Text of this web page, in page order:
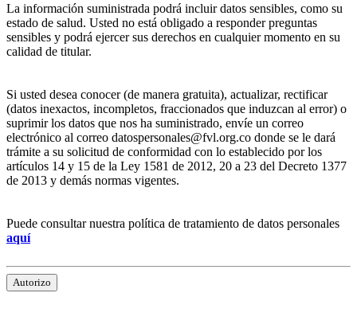
La información suministrada podrá incluir datos sensibles, como su
estado de salud. Usted no está obligado a responder preguntas
sensibles y podrá ejercer sus derechos en cualquier momento en su
calidad de titular.
Si usted desea conocer (de manera gratuita), actualizar, rectificar
(datos inexactos, incompletos, fraccionados que induzcan al error) o
suprimir los datos que nos ha suministrado, envíe un correo
electrónico al correo datospersonales@fvl.org.co donde se le dará
trámite a su solicitud de conformidad con lo establecido por los
artículos 14 y 15 de la Ley 1581 de 2012, 20 a 23 del Decreto 1377
de 2013 y demás normas vigentes.
Puede consultar nuestra política de tratamiento de datos personales
aquí
Autorizo